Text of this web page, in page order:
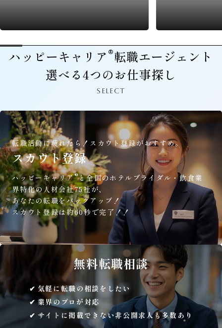
ハッピーキャリア®転職エージェント
選べる4つのお仕事探し
SELECT
転職活動に疲れたら！ スカウト登録がおすすめ。
スカウト登録
ハッピーキャリア®と全国のホテルブライダル・飲食業
界特化の人材会社75社が、
あなたの転職をバックアップ！
スカウト登録は約60秒で完了！！
無料転職相談
気軽に転職の相談をしたい
業界のプロが対応
サイトに掲載できない非公開求人も多数あり